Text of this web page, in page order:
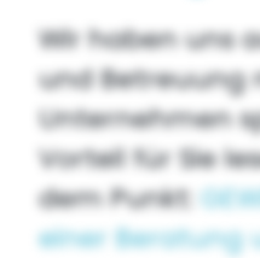
Wir haben uns
und Betreuung
Unternehmen
Vorteil für Sie
dem Punkt:
einer Beratung